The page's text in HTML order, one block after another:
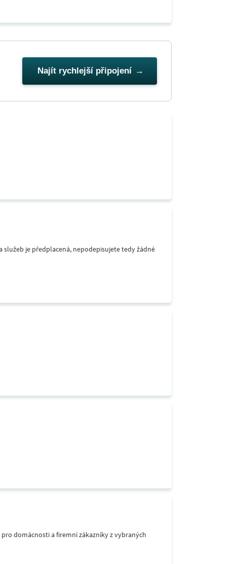
Najít rychlejší připojení
je předplacená, nepodepisujete tedy žádné
domácnosti a firemní zákazníky z vybraných